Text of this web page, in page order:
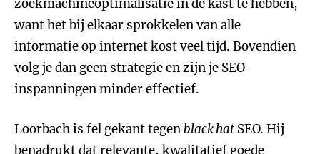
zoekmachineoptimalisatie in de kast te hebben,
want het bij elkaar sprokkelen van alle
informatie op internet kost veel tijd. Bovendien
volg je dan geen strategie en zijn je SEO-
inspanningen minder effectief.
Loorbach is fel gekant tegenblack hat SEO. Hij
benadrukt dat relevante, kwalitatief goede